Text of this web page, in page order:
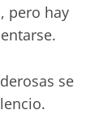
pero hay
se